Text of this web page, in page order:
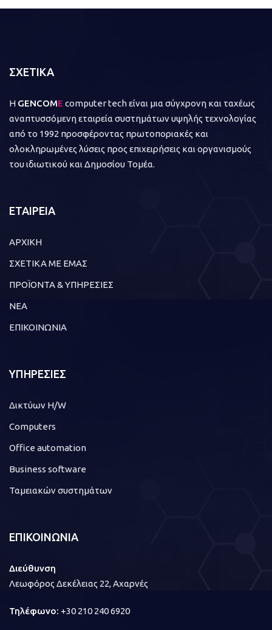
ΣΧΕΤΙΚΑ
Η GENCOME computer tech είναι μια σύγχρονη και ταχέως
αναπτυσσόμενη εταιρεία συστημάτων υψηλής τεχνολογίας
από το 1992 προσφέροντας πρωτοποριακές και
ολοκληρωμένες λύσεις προς επιχειρήσεις και οργανισμούς
του ιδιωτικού και Δημοσίου Τομέα.
ΕΤΑΙΡΕΙΑ
ΑΡΧΙΚΗ
ΣΧΕΤΙΚΑ ΜΕ ΕΜΑΣ
ΠΡΟΪΟΝΤΑ & ΥΠΗΡΕΣΙΕΣ
ΝΕΑ
ΕΠΙΚΟΙΝΩΝΙΑ
ΥΠΗΡΕΣΙΕΣ
Δικτύων H/W
Computers
Office automation
Business software
Ταμειακών συστημάτων
ΕΠΙΚΟΙΝΩΝΙΑ
Διεύθυνση
Λεωφόρος Δεκέλειας 22, Αχαρνές
Τηλέφωνο: +30 210 240 6920